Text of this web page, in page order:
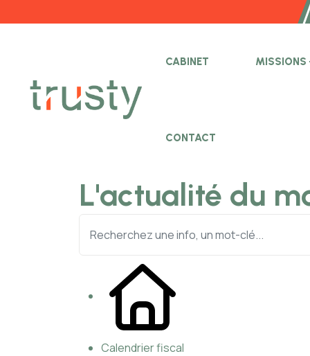
CABINET MISSIONS
CONTACT
L'actualité du
Calendrier fiscal